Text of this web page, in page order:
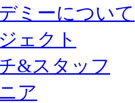
ミーについて
ェクト
&スタッフ
ア